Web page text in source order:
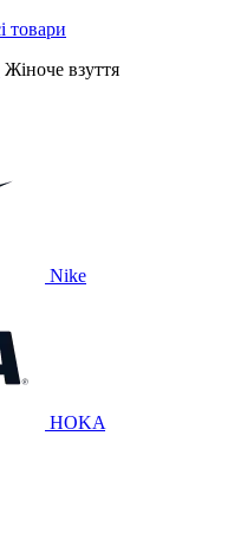
Жіноче взуття
Nike
HOKA